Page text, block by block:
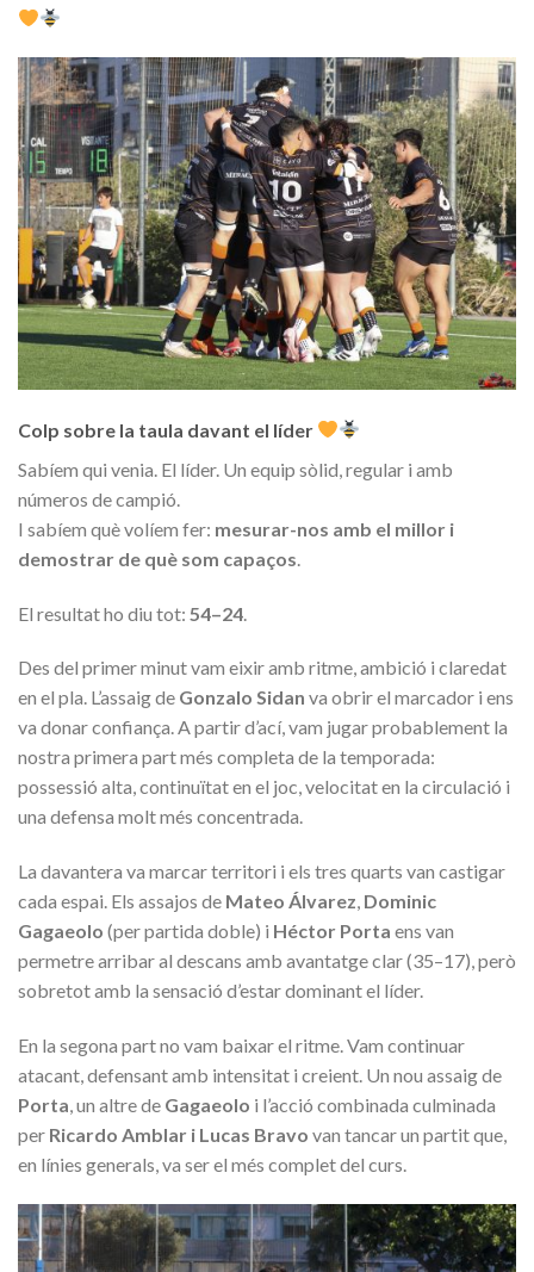
Colp sobre la taula davant el líder
Sabíem qui venia. El líder. Un equip sòlid, regular i amb
números de campió.
I sabíem què volíem fer: mesurar-nos amb el millor i
demostrar de què som capaços
El resultat ho diu tot: 54–24
Des del primer minut vam eixir amb ritme, ambició i claredat
en el pla. L’assaig de Gonzalo Sidan va obrir el marcador i ens
va donar confiança. A partir d’ací, vam jugar probablement la
nostra primera part més completa de la temporada:
possessió alta, continuïtat en el joc, velocitat en la circulació i
una defensa molt més concentrada.
La davantera va marcar territori i els tres quarts van castigar
cada espai. Els assajos de Mateo Álvarez, Dominic
Gagaeolo (per partida doble) i Héctor Porta ens van
permetre arribar al descans amb avantatge clar (35–17), però
sobretot amb la sensació d’estar dominant el líder.
En la segona part no vam baixar el ritme. Vam continuar
atacant, defensant amb intensitat i creient. Un nou assaig de
Porta, un altre de Gagaeolo i l’acció combinada culminada
per Ricardo Amblar i Lucas Bravo van tancar un partit que,
en línies generals, va ser el més complet del curs.